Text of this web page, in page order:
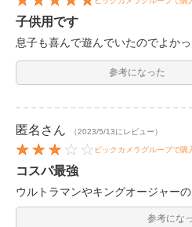
子供用です
息子も喜んで遊んでいたのでよか
参考になった
匿名 さん （2023/5/13にレビュー）
ビックカメラグループで購
コスパ最強
ウルトラマンやキングオージャー
参考にな